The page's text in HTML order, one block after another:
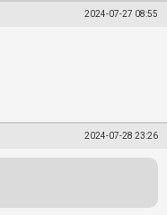
2024-07-27 08:55
2024-07-28 23:26